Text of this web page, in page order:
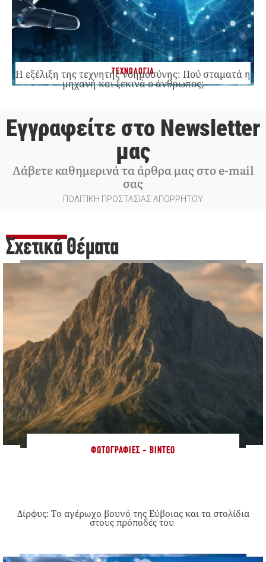
ΤΕΧΝΟΛΟΓΙΑ
Η εξέλιξη της τεχνητής νοημοσύνης: Πού σταματά η
μηχανή και ξεκινά ο άνθρωπος;
Εγγραφείτε στο Newsletter
μας
Λάβετε καθημερινά τα άρθρα μας στο e-mail
σας
ΠΟΛΙΤΙΚΗ ΠΡΟΣΤΑΣΙΑΣ ΑΠΟΡΡΗΤΟΥ
Σχετικά Θέματα
ΦΩΤΟΓΡΑΦΊΕΣ - ΒΊΝΤΕΟ
Δίρφυς: Το αγέρωχο βουνό της Εύβοιας και τα στολίδια
στους πρόποδές του